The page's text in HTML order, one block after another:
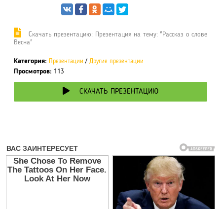
Cкачать презентацию: Презентация на тему: "Рассказ о слове
Весна"
Категория: Презентации / Другие презентации
Просмотров: 113
СКАЧАТЬ ПРЕЗЕНТАЦИЮ